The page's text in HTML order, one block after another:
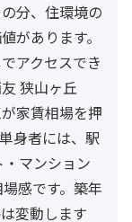
分、住環境の
があります。
アクセスでき
狭山ヶ丘
家賃相場を押
身者には、駅
マンション
感です。築年
変動します